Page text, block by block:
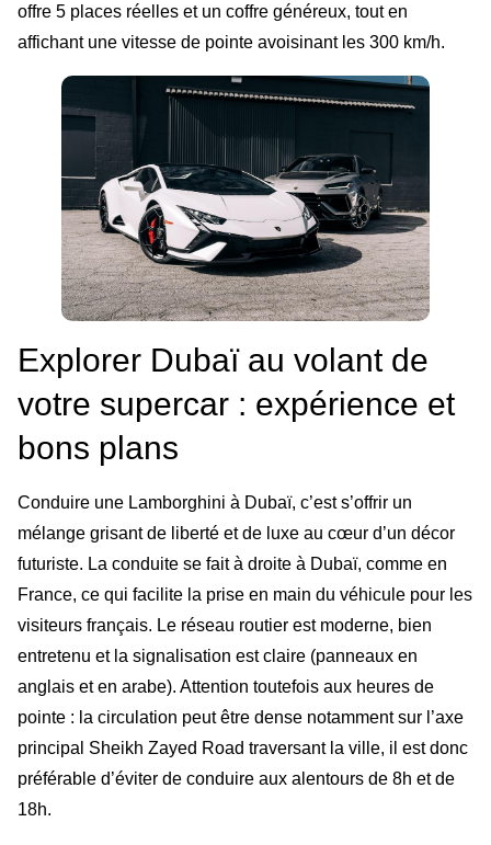
offre 5 places réelles et un coffre généreux, tout en
affichant une vitesse de pointe avoisinant les 300 km/h.
Explorer Dubaï au volant de
votre supercar : expérience et
bons plans
Conduire une Lamborghini à Dubaï, c’est s’offrir un
mélange grisant de liberté et de luxe au cœur d’un décor
futuriste. La conduite se fait à droite à Dubaï, comme en
France, ce qui facilite la prise en main du véhicule pour les
visiteurs français. Le réseau routier est moderne, bien
entretenu et la signalisation est claire (panneaux en
anglais et en arabe). Attention toutefois aux heures de
pointe : la circulation peut être dense notamment sur l’axe
principal Sheikh Zayed Road traversant la ville, il est donc
préférable d’éviter de conduire aux alentours de 8h et de
18h.